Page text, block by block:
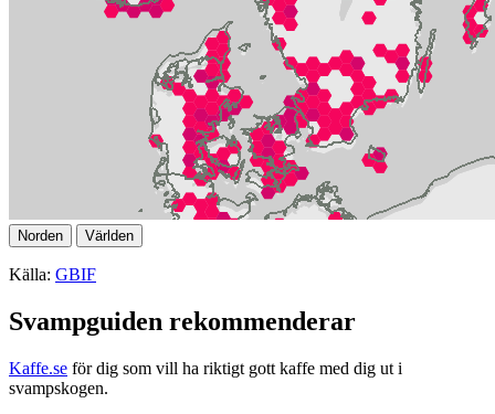
Norden Världen
Källa: GBIF
Svampguiden rekommenderar
Kaffe.se för dig som vill ha riktigt gott kaffe med dig ut i
svampskogen.